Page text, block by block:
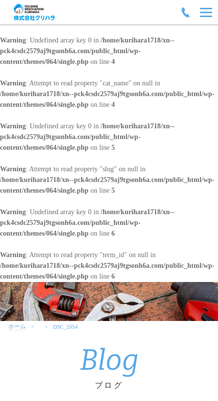
Warning: Undefined array key 0 in /home/kurihara1718/xn--
pck4csdc2579aj9tgsonh6a.com/public_html/wp-
content/themes/064/single.php on line 4
Warning: Attempt to read property "cat_name" on null in
/home/kurihara1718/xn--pck4csdc2579aj9tgsonh6a.com/public_html/wp-
content/themes/064/single.php on line 4
Warning: Undefined array key 0 in /home/kurihara1718/xn--
pck4csdc2579aj9tgsonh6a.com/public_html/wp-
content/themes/064/single.php on line 5
Warning: Attempt to read property "slug" on null in
/home/kurihara1718/xn--pck4csdc2579aj9tgsonh6a.com/public_html/wp-
content/themes/064/single.php on line 5
Warning: Undefined array key 0 in /home/kurihara1718/xn--
pck4csdc2579aj9tgsonh6a.com/public_html/wp-
content/themes/064/single.php on line 6
Warning: Attempt to read property "term_id" on null in
/home/kurihara1718/xn--pck4csdc2579aj9tgsonh6a.com/public_html/wp-
content/themes/064/single.php on line 6
ホーム DSC_2054
Blog
ブログ